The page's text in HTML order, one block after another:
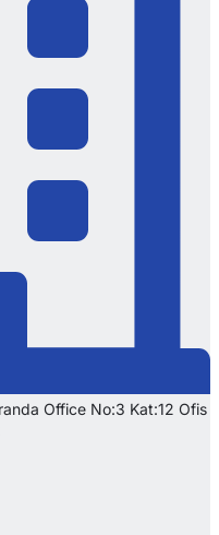
Office No:3 Kat:12 Ofis